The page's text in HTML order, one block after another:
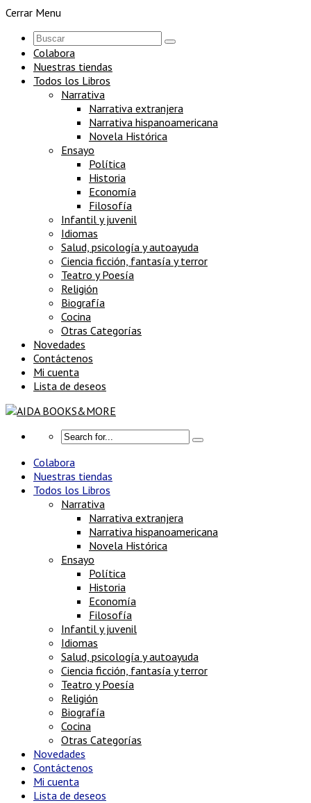
Cerrar Menu
Colabora
Nuestras tiendas
Todos los Libros
Narrativa
Narrativa extranjera
Narrativa hispanoamericana
Novela Histórica
Ensayo
Política
Historia
Economía
Filosofía
Infantil y juvenil
Idiomas
Salud, psicología y autoayuda
Ciencia ficción, fantasía y terror
Teatro y Poesía
Religión
Biografía
Cocina
Otras Categorías
Novedades
Contáctenos
Mi cuenta
Lista de deseos
Colabora
Nuestras tiendas
Todos los Libros
Narrativa
Narrativa extranjera
Narrativa hispanoamericana
Novela Histórica
Ensayo
Política
Historia
Economía
Filosofía
Infantil y juvenil
Idiomas
Salud, psicología y autoayuda
Ciencia ficción, fantasía y terror
Teatro y Poesía
Religión
Biografía
Cocina
Otras Categorías
Novedades
Contáctenos
Mi cuenta
Lista de deseos